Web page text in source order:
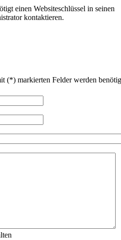
einen Websiteschlüssel in seinen
kontaktieren.
(*) markierten Felder werden